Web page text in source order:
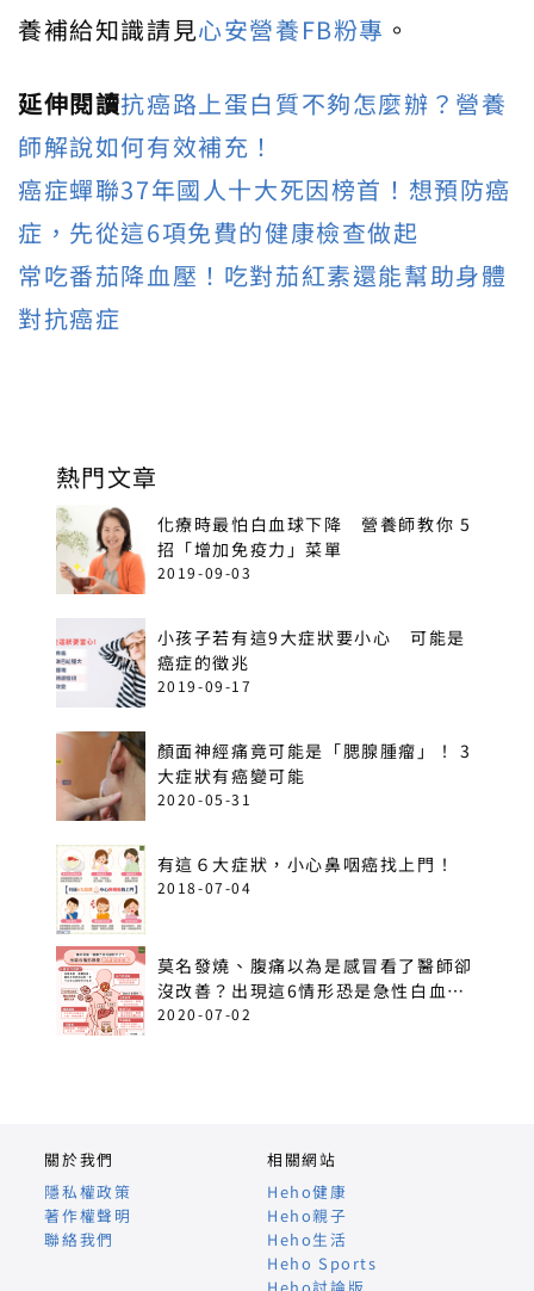
養補給知識請見心安營養FB粉專 。
延伸閱讀抗癌路上蛋白質不夠怎麼辦？營養
師解說如何有效補充！
癌症蟬聯37年國人十大死因榜首！想預防癌
症，先從這6項免費的健康檢查做起
常吃番茄降血壓！吃對茄紅素還能幫助身體
對抗癌症
熱門文章
化療時最怕白血球下降 營養師教你 5
招「增加免疫力」菜單
2019-09-03
小孩子若有這9大症狀要小心 可能是
癌症的徵兆
2019-09-17
顏面神經痛竟可能是「腮腺腫瘤」！ 3
大症狀有癌變可能
2020-05-31
有這６大症狀，小心鼻咽癌找上門！
2018-07-04
莫名發燒、腹痛以為是感冒看了醫師卻
沒改善？出現這6情形恐是急性白血
病！
2020-07-02
關於我們
隱私權政策
著作權聲明
聯絡我們
相關網站
Heho健康
Heho親子
Heho生活
Heho Sports
Heho討論版